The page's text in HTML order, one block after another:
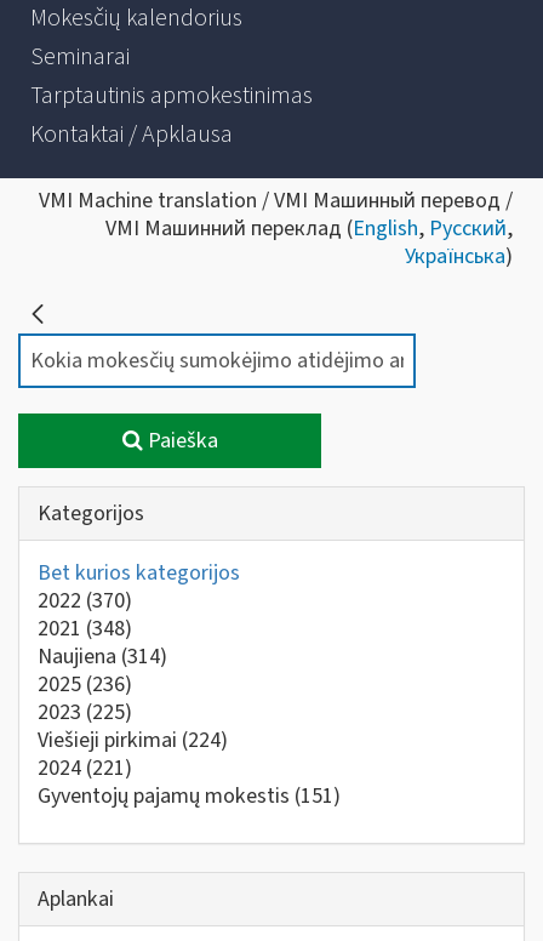
Mokesčių kalendorius
Seminarai
Tarptautinis apmokestinimas
Kontaktai / Apklausa
VMI Machine translation / VMI Машинный перевод /
VMI Машинний переклад (English, Русский,
Українська)
Paieška
Kategorijos
Bet kurios kategorijos
2022 (370)
2021 (348)
Naujiena (314)
2025 (236)
2023 (225)
Viešieji pirkimai (224)
2024 (221)
Gyventojų pajamų mokestis (151)
Aplankai